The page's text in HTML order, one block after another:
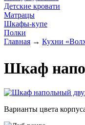
Детские кровати
Матрацы
Шкафы-купе
Полки
Главная → Кухни
Шкаф
Варианты цвета